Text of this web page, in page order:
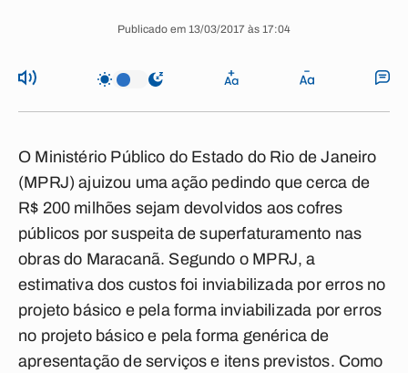
Publicado em 13/03/2017 às 17:04
O Ministério Público do Estado do Rio de Janeiro
(MPRJ) ajuizou uma ação pedindo que cerca de
R$ 200 milhões sejam devolvidos aos cofres
públicos por suspeita de superfaturamento nas
obras do Maracanã. Segundo o MPRJ, a
estimativa dos custos foi inviabilizada por erros no
projeto básico e pela forma inviabilizada por erros
no projeto básico e pela forma genérica de
apresentação de serviços e itens previstos. Como